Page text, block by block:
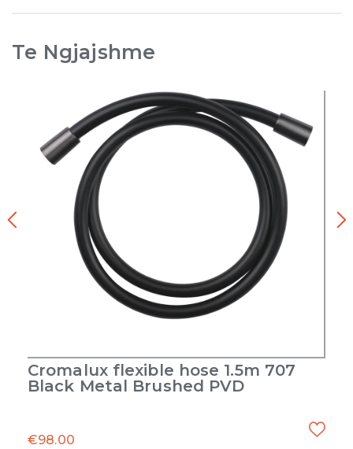
Te Ngjajshme
Cromalux flexible hose 1.5m 707
Black Metal Brushed PVD
€98.00